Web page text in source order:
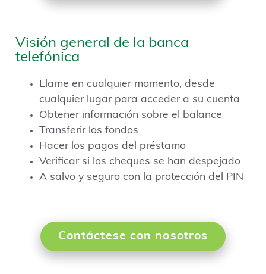
Visión general de la banca
telefónica
Llame en cualquier momento, desde
cualquier lugar para acceder a su cuenta
Obtener información sobre el balance
Transferir los fondos
Hacer los pagos del préstamo
Verificar si los cheques se han despejado
A salvo y seguro con la protección del PIN
Contáctese con nosotros